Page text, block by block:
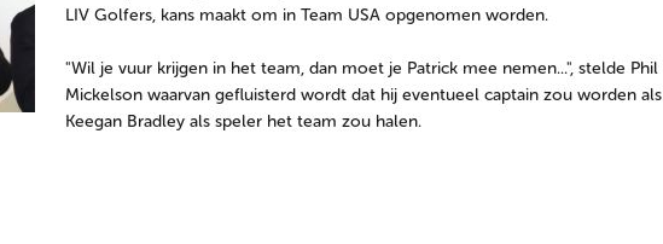
LIV Golfers, kans maakt om in Team USA opgenomen worden.
"Wil je vuur krijgen in het team, dan moet je Patrick mee nemen...", stelde Phil
Mickelson waarvan gefluisterd wordt dat hij eventueel captain zou worden als
Keegan Bradley als speler het team zou halen.